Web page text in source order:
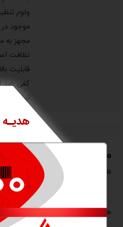
ولوم تنظیم سرعت
موجود
مجهز به
نظافت
قابلیت
کفی ضد
تولید
معرفی اجمالی
همزن کاسه دار 5.5 لیتر آرکولینا مدل ASM1504GY
همزن 5.5 لیتری آرکولینا رنگ نوک مدادی مدل ASM1504GY